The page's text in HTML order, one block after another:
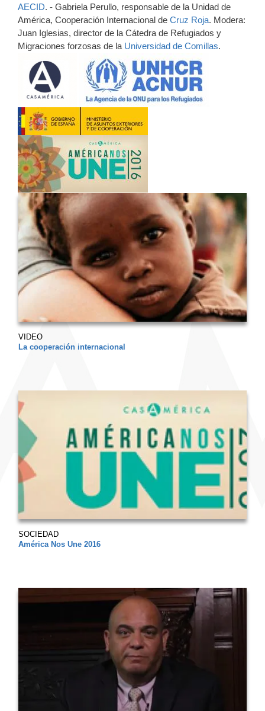
AECID. - Gabriela Perullo, responsable de la Unidad de
América, Cooperación Internacional de Cruz Roja. Modera:
Juan Iglesias, director de la Cátedra de Refugiados y
Migraciones forzosas de la Universidad de Comillas.
VIDEO
La cooperación internacional
SOCIEDAD
América Nos Une 2016